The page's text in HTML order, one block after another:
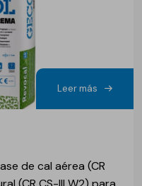
Leer más
de cal aérea (CR